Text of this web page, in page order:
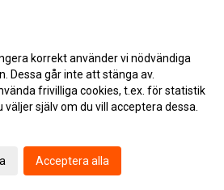
korrekt använder vi nödvändiga
Dessa går inte att stänga av.
frivilliga cookies, t.ex. för statistik
själv om du vill acceptera dessa.
Acceptera alla